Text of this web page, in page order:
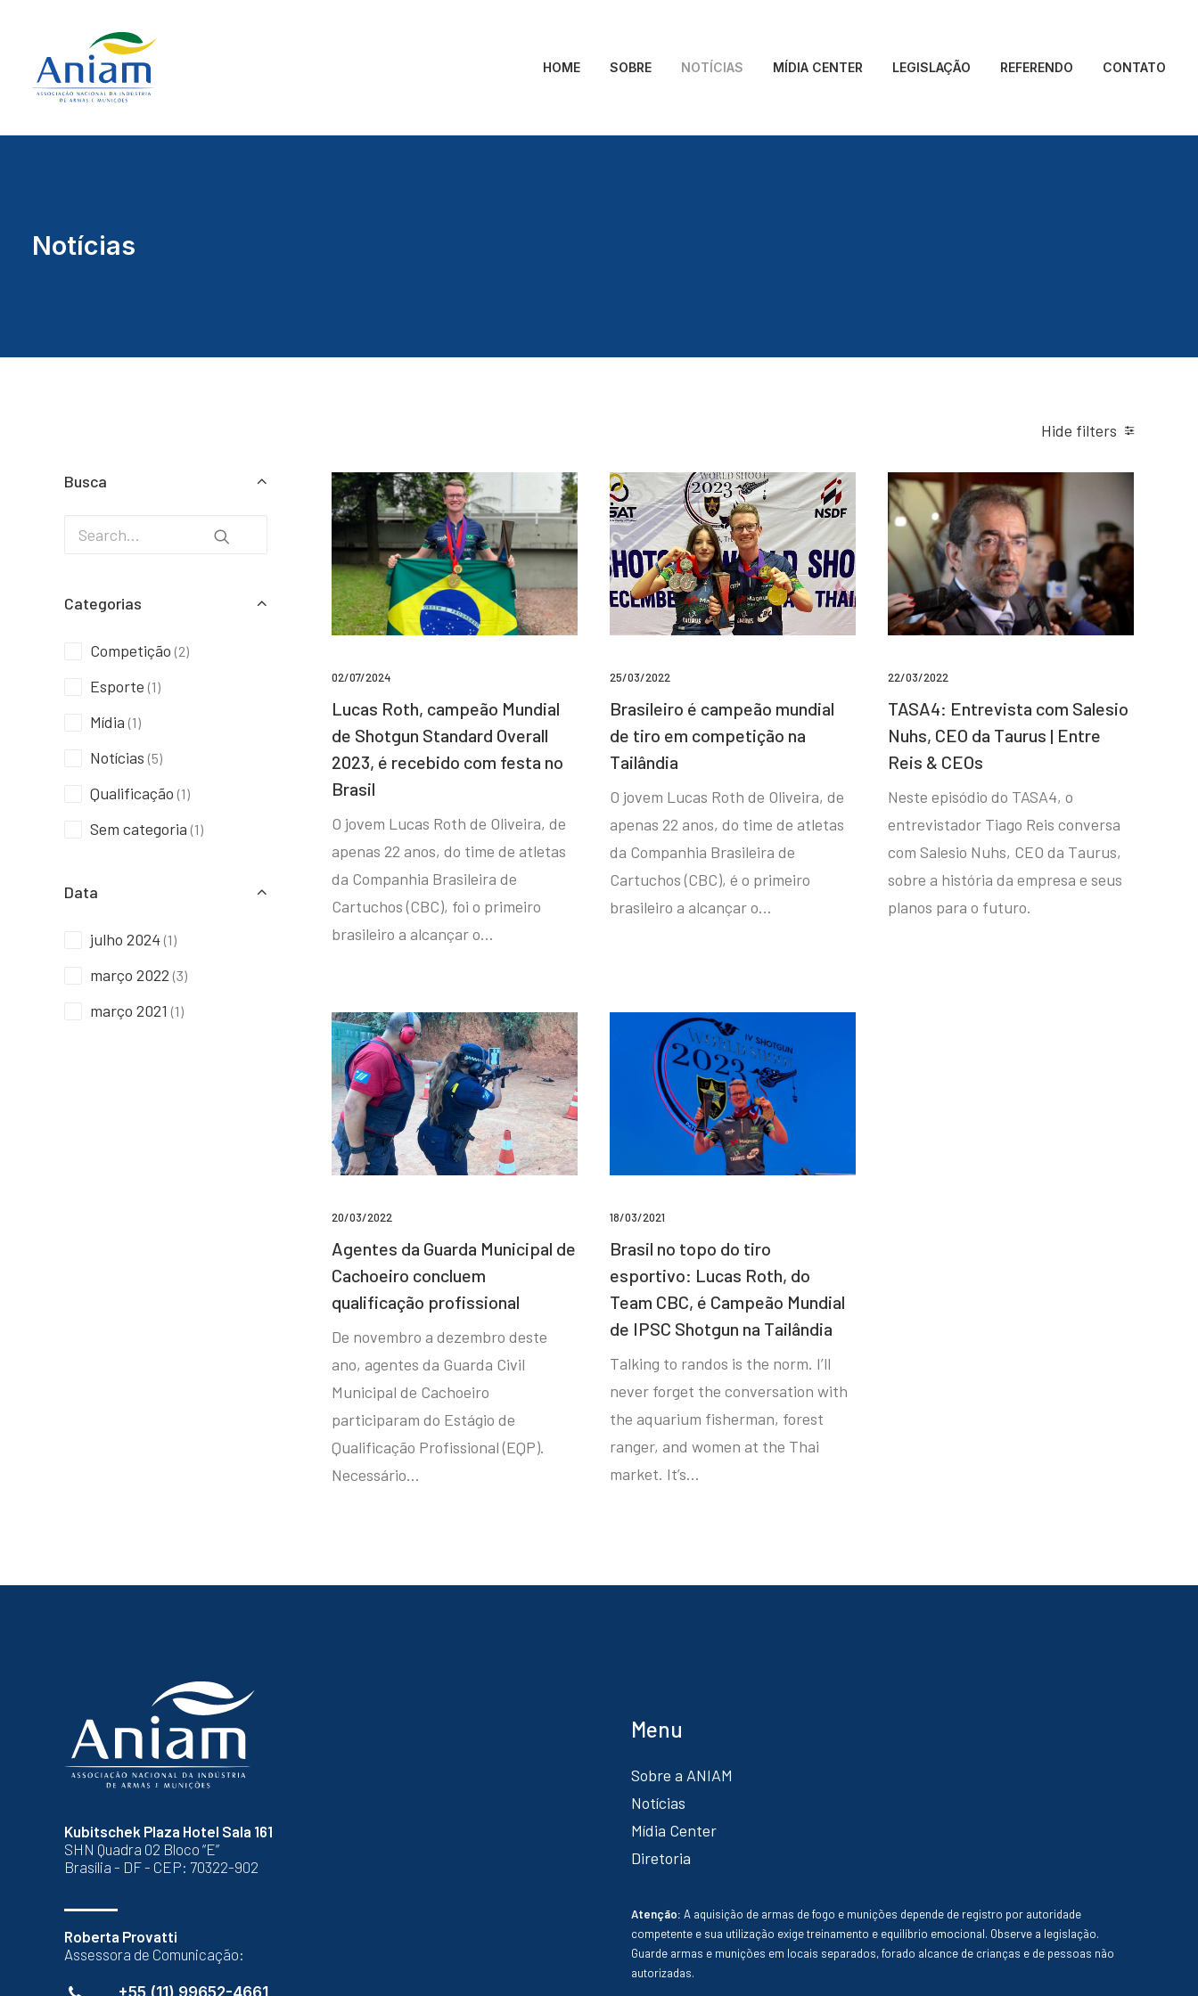
HOME SOBRE NOTÍCIAS MÍDIA CENTER LEGISLAÇÃO REFERENDO CONTATO
Notícias
Hide filters
Busca
Categorias
Competição (2)
Esporte (1)
Mídia (1)
Notícias (5)
Qualificação (1)
Sem categoria (1)
Data
julho 2024 (1)
março 2022 (3)
março 2021 (1)
02/07/2024
Lucas Roth, campeão Mundial
de Shotgun Standard Overall
2023, é recebido com festa no
Brasil
O jovem Lucas Roth de Oliveira, de
apenas 22 anos, do time de atletas
da Companhia Brasileira de
Cartuchos (CBC), foi o primeiro
brasileiro a alcançar o…
25/03/2022
Brasileiro é campeão mundial
de tiro em competição na
Tailândia
O jovem Lucas Roth de Oliveira, de
apenas 22 anos, do time de atletas
da Companhia Brasileira de
Cartuchos (CBC), é o primeiro
brasileiro a alcançar o…
22/03/2022
TASA4: Entrevista com Salesio
Nuhs, CEO da Taurus | Entre
Reis & CEOs
Neste episódio do TASA4, o
entrevistador Tiago Reis conversa
com Salesio Nuhs, CEO da Taurus,
sobre a história da empresa e seus
planos para o futuro.
20/03/2022
Agentes da Guarda Municipal de
Cachoeiro concluem
qualificação profissional
De novembro a dezembro deste
ano, agentes da Guarda Civil
Municipal de Cachoeiro
participaram do Estágio de
Qualificação Profissional (EQP).
Necessário…
18/03/2021
Brasil no topo do tiro
esportivo: Lucas Roth, do
Team CBC, é Campeão Mundial
de IPSC Shotgun na Tailândia
Talking to randos is the norm. I’ll
never forget the conversation with
the aquarium fisherman, forest
ranger, and women at the Thai
market. It’s…
Kubitschek Plaza Hotel Sala 161
SHN Quadra 02 Bloco “E”
Brasília - DF - CEP: 70322-902
Roberta Provatti
Assessora de Comunicação:
+55 (11) 99652-4661
Menu
Sobre a ANIAM
Notícias
Mídia Center
Diretoria
Atenção: A aquisição de armas de fogo e munições depende de registro por autoridade
competente e sua utilização exige treinamento e equilíbrio emocional. Observe a legislação.
Guarde armas e munições em locais separados, forado alcance de crianças e de pessoas não
autorizadas.